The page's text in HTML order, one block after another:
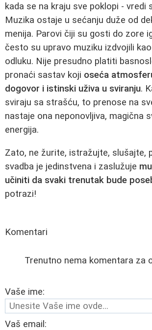
kada se na kraju sve poklopi - vredi
Muzika ostaje u sećanju duže od
menija. Parovi čiji su gosti do zore
često su upravo muziku izdvojili
odluku. Nije presudno platiti
pronaći sastav koji oseća
dogovor i istinski uživa u sviranju.
sviraju sa strašću, to prenose na
nastaje ona neponovljiva, magična
energija.
Zato, ne žurite, istražujte, slušajte,
svadba je jedinstvena i zaslužuje
učiniti da svaki trenutak bude
potrazi!
Komentari
Trenutno nema komentara za
Vaše ime:
Vaš email: